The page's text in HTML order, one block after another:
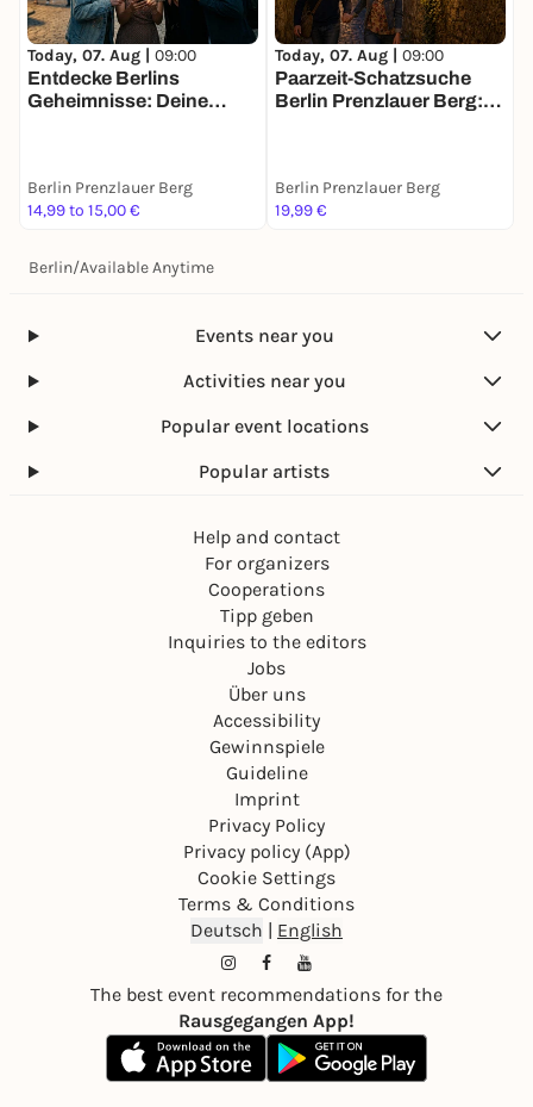
Today, 07. Aug | 09:00
Entdecke Berlins
Geheimnisse: Deine
Berlin Prenzlauer Berg
14,99 to 15,00 €
Today, 07. Aug | 09:00
Paarzeit-Schatzsuche
Berlin Prenzlauer Berg:
Berlin Prenzlauer Berg
19,99 €
Berlin/Available Anytime
Events near you
Activities near you
Popular event locations
Popular artists
Help and contact
For organizers
Cooperations
Tipp geben
Inquiries to the editors
Jobs
Über uns
Accessibility
Gewinnspiele
Guideline
Imprint
Privacy Policy
Privacy policy (App)
Cookie Settings
Terms & Conditions
Deutsch | English
The best event recommendations for the
Rausgegangen App!